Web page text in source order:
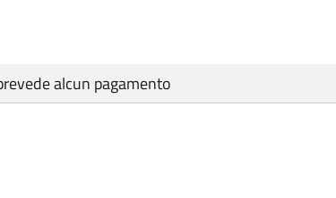
alcun pagamento